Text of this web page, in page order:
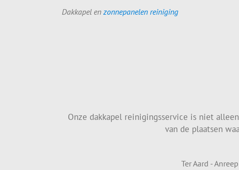
Dakkapel en zonnepanelen reiniging
Onze dakkapel reinigingsservice is niet
van de plaatsen
Ter Aard -